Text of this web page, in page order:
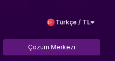
Türkçe / TL
Çözüm Merkezi